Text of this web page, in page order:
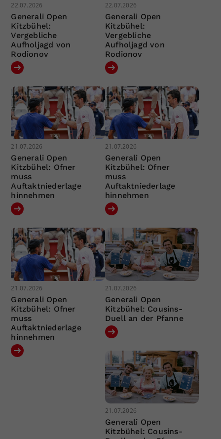
22.07.2026
Generali Open
Kitzbühel:
Vergebliche
Aufholjagd von
Rodionov
22.07.2026
Generali Open
Kitzbühel:
Vergebliche
Aufholjagd von
Rodionov
21.07.2026
Generali Open
Kitzbühel: Ofner
muss
Auftaktniederlage
hinnehmen
21.07.2026
Generali Open
Kitzbühel: Ofner
muss
Auftaktniederlage
hinnehmen
21.07.2026
Generali Open
Kitzbühel: Ofner
muss
Auftaktniederlage
hinnehmen
21.07.2026
Generali Open
Kitzbühel: Cousins-
Duell an der Pfanne
21.07.2026
Generali Open
Kitzbühel: Cousins-